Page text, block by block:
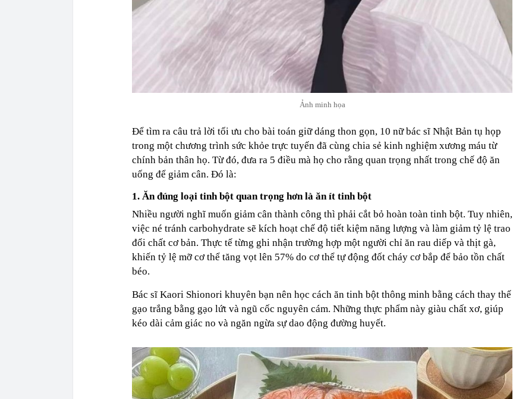
Ảnh minh họa
Để tìm ra câu trả lời tối ưu cho bài toán giữ dáng thon gọn, 10 nữ bác sĩ Nhật Bản tụ họp
trong một chương trình sức khỏe trực tuyến đã cùng chia sẻ kinh nghiệm xương máu từ
chính bản thân họ. Từ đó, đưa ra 5 điều mà họ cho rằng quan trọng nhất trong chế độ ăn
uống để giảm cân. Đó là:
1. Ăn đúng loại tinh bột quan trọng hơn là ăn ít tinh bột
Nhiều người nghĩ muốn giảm cân thành công thì phải cắt bỏ hoàn toàn tinh bột. Tuy nhiên,
việc né tránh carbohydrate sẽ kích hoạt chế độ tiết kiệm năng lượng và làm giảm tỷ lệ trao
đổi chất cơ bản. Thực tế từng ghi nhận trường hợp một người chỉ ăn rau diếp và thịt gà,
khiến tỷ lệ mỡ cơ thể tăng vọt lên 57% do cơ thể tự động đốt cháy cơ bắp để bảo tồn chất
béo.
Bác sĩ Kaori Shionori khuyên bạn nên học cách ăn tinh bột thông minh bằng cách thay thế
gạo trắng bằng gạo lứt và ngũ cốc nguyên cám. Những thực phẩm này giàu chất xơ, giúp
kéo dài cảm giác no và ngăn ngừa sự dao động đường huyết.